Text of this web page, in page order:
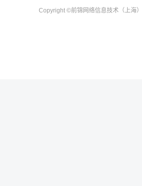
Copyright ©前锦网络信息技术（上海